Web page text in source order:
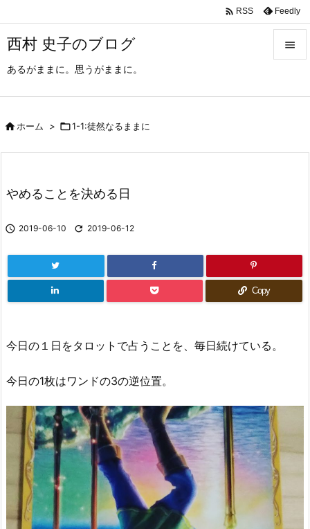
西村 史子のブログ
あるがままに。思うがままに。

 RSS Feedly
ホーム > 1-1:徒然なるままに
やめることを決める日
 2019-06-10  2019-06-12
Copy
今日の１日をタロットで占うことを、毎日続けている。
今日の1枚はワンドの3の逆位置。